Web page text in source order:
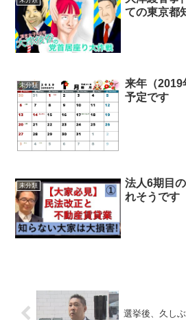
ての東京都
未分類
来年（2019
予定です
未分類
法人6期目
れそうです
選挙後、久し